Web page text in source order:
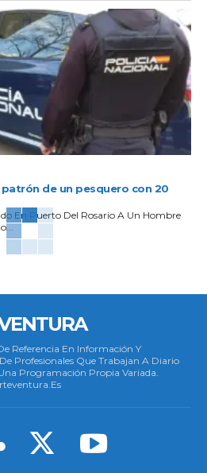
de un pesquero con 20
En Puerto Del Rosario A Un Hombre
Referencia En Información Y
Profesionales Que Trabajan A Diario
Programación Propia Variada.